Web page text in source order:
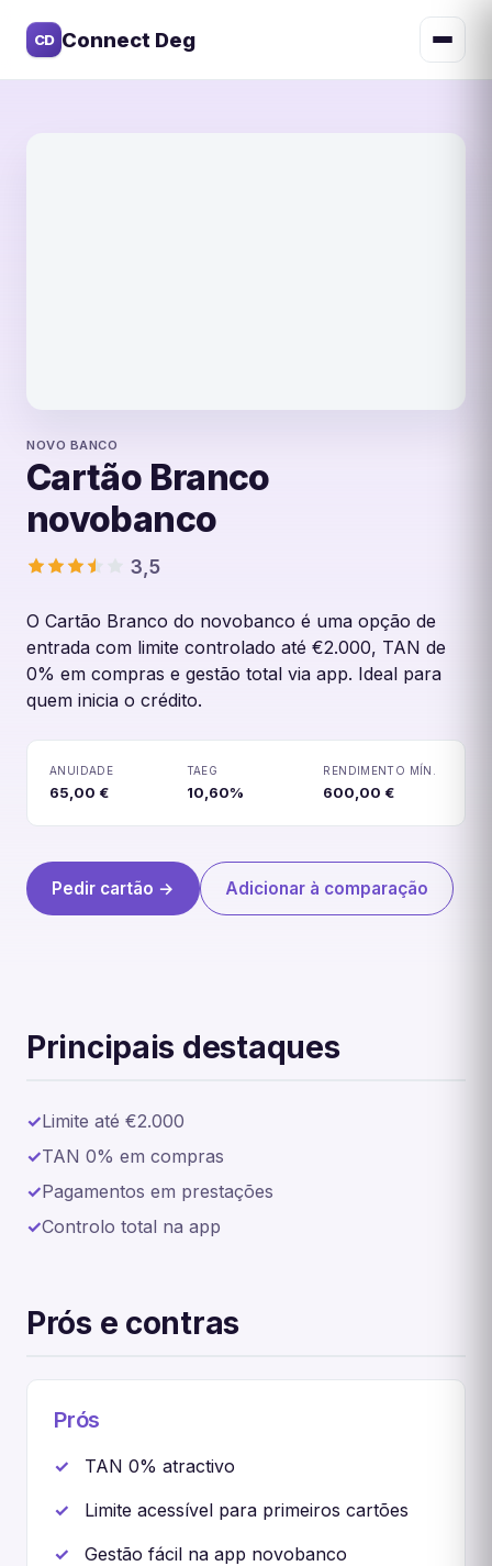
CD Connect Deg
Cartão Branco novobanco
NOVO BANCO
Cartão Branco
novobanco
3,5
O Cartão Branco do novobanco é uma opção de
entrada com limite controlado até €2.000, TAN de
0% em compras e gestão total via app. Ideal para
quem inicia o crédito.
ANUIDADE
65,00 €
TAEG
10,60%
RENDIMENTO MÍN.
600,00 €
Pedir cartão → Adicionar à comparação
Principais destaques
Limite até €2.000
TAN 0% em compras
Pagamentos em prestações
Controlo total na app
Prós e contras
Prós
TAN 0% atractivo
Limite acessível para primeiros cartões
Gestão fácil na app novobanco